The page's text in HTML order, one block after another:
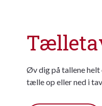
Øv dig på tallene
tælle op eller ned i